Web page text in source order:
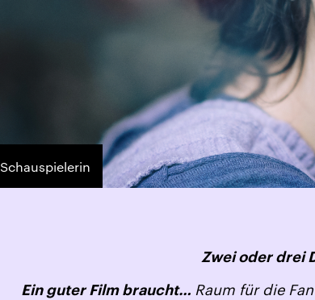
Schauspielerin
Zwei oder drei
Ein guter Film braucht… Raum für die